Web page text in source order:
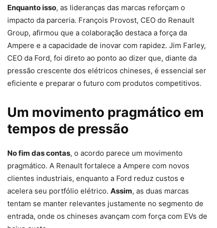
Enquanto isso, as lideranças das marcas reforçam o
impacto da parceria. François Provost, CEO do Renault
Group, afirmou que a colaboração destaca a força da
Ampere e a capacidade de inovar com rapidez. Jim Farley,
CEO da Ford, foi direto ao ponto ao dizer que, diante da
pressão crescente dos elétricos chineses, é essencial ser
eficiente e preparar o futuro com produtos competitivos.
Um movimento pragmático em
tempos de pressão
No fim das contas, o acordo parece um movimento
pragmático. A Renault fortalece a Ampere com novos
clientes industriais, enquanto a Ford reduz custos e
acelera seu portfólio elétrico. Assim, as duas marcas
tentam se manter relevantes justamente no segmento de
entrada, onde os chineses avançam com força com EVs de